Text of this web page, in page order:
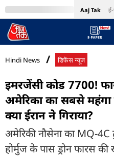
Aaj Tak
MumbaiTak
Hindi News डिफेंस न्यूज
इमरजेंसी कोड 7700!
अमेरिका का सबसे महंगा
क्या ईरान ने गिराया?
अमेरिकी नौसेना का MQ-4C
होर्मुज के पास ड्रोन फारस